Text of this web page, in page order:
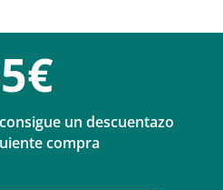
un descuentazo
compra